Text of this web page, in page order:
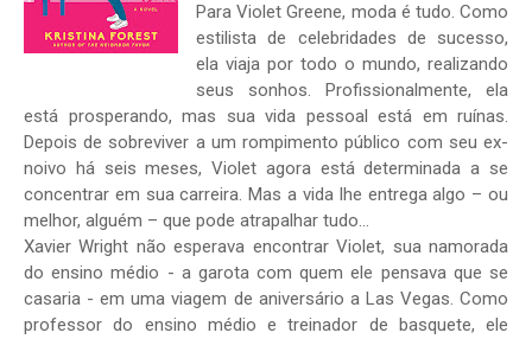
Para Violet Greene, moda é tudo. Como
estilista de celebridades de sucesso,
ela viaja por todo o mundo, realizando
seus sonhos. Profissionalmente, ela
está prosperando, mas sua vida pessoal está em ruínas.
Depois de sobreviver a um rompimento público com seu ex-
noivo há seis meses, Violet agora está determinada a se
concentrar em sua carreira. Mas a vida lhe entrega algo – ou
melhor, alguém – que pode atrapalhar tudo…
Xavier Wright não esperava encontrar Violet, sua namorada
do ensino médio - a garota com quem ele pensava que se
casaria - em uma viagem de aniversário a Las Vegas. Como
professor do ensino médio e treinador de basquete, ele